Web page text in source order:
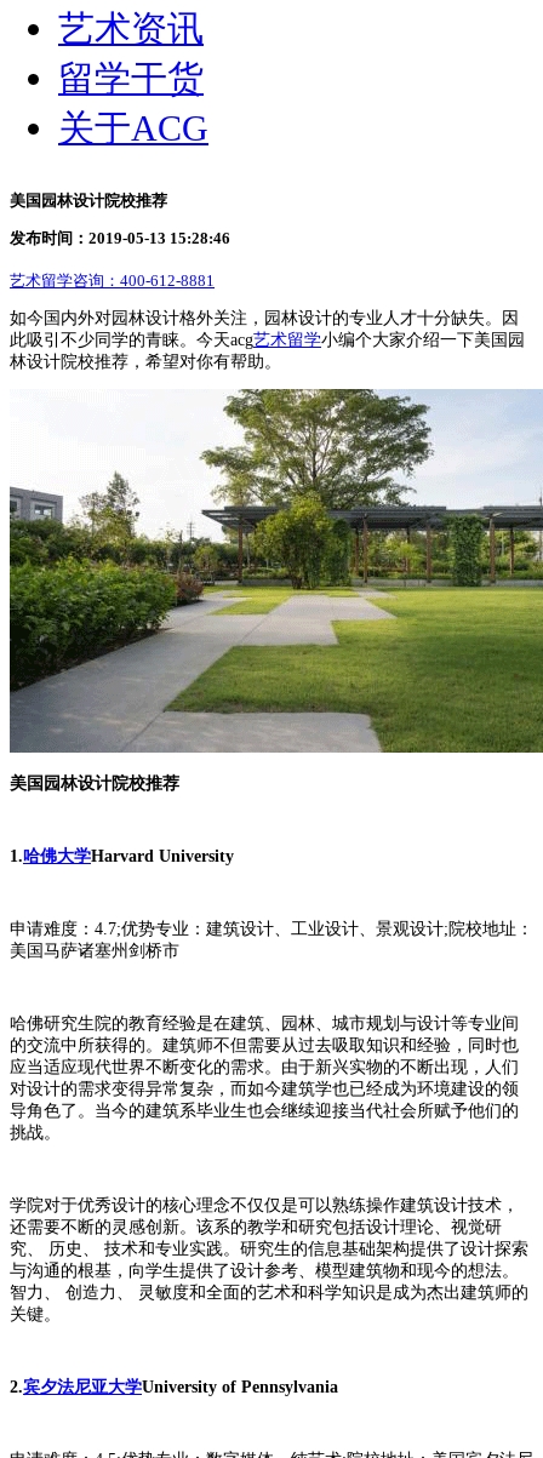
艺术资讯
留学干货
关于ACG
美国园林设计院校推荐
发布时间：2019-05-13 15:28:46
艺术留学咨询： 400-612-8881
如今国内外对园林设计格外关注，园林设计的专业人才十分缺失。因
此吸引不少同学的青睐。今天acg艺术留学小编个大家介绍一下美国园
林设计院校推荐，希望对你有帮助。
美国园林设计院校推荐
1. 哈佛大学Harvard University
申请难度：4.7;优势专业：建筑设计、工业设计、景观设计;院校地址：
美国马萨诸塞州剑桥市
哈佛研究生院的教育经验是在建筑、园林、城市规划与设计等专业间
的交流中所获得的。建筑师不但需要从过去吸取知识和经验，同时也
应当适应现代世界不断变化的需求。由于新兴实物的不断出现，人们
对设计的需求变得异常复杂，而如今建筑学也已经成为环境建设的领
导角色了。当今的建筑系毕业生也会继续迎接当代社会所赋予他们的
挑战。
学院对于优秀设计的核心理念不仅仅是可以熟练操作建筑设计技术，
还需要不断的灵感创新。该系的教学和研究包括设计理论、视觉研
究、 历史、 技术和专业实践。研究生的信息基础架构提供了设计探索
与沟通的根基，向学生提供了设计参考、模型建筑物和现今的想法。
智力、 创造力、 灵敏度和全面的艺术和科学知识是成为杰出建筑师的
关键。
2.宾夕法尼亚大学University of Pennsylvania